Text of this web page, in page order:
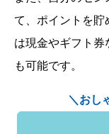
て、ポイントを貯
は現金やギフト券
も可能です。
＼おし